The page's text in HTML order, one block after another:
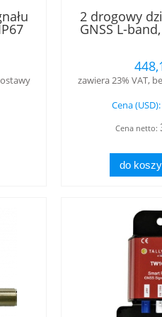
2 drogowy
GNSS L-
DC-block
zawiera 23% VAT,
Cena (USD):
Cena netto:
do